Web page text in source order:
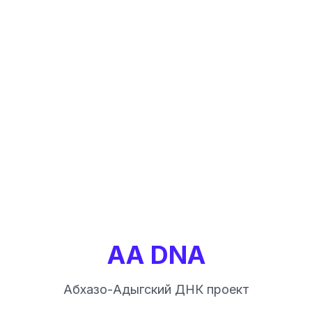
AA DNA
Абхазо-Адыгский ДНК проект